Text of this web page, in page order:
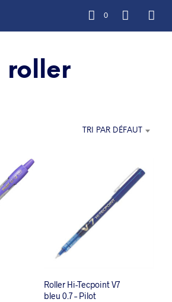
0
roller
TRI PAR DÉFAUT
Roller Hi-Tecpoint V7
bleu 0.7 – Pilot